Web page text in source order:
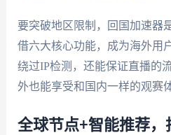
要突破地区限制，回国加速器
借六大核心功能，成为海外用
绕过IP检测，还能保证直播的
外也能享受和国内一样的观赛
全球节点+智能推荐，